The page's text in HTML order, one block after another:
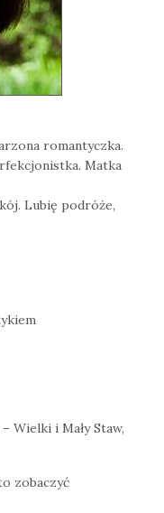
romantyczka.
Matka
Lubię podróże,
Wielki i Mały Staw,
zobaczyć